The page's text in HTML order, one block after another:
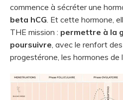
commence à sécréter une
beta hCG . Et cette hormone,
THE mission : permettre à la
poursuivre , avec le renfort
progestérone, les hormones de